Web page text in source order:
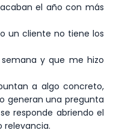
el año con más
un cliente no tiene los
y que me hizo
a algo concreto,
generan una pregunta
responde abriendo el
relevancia.